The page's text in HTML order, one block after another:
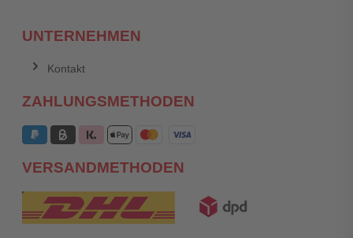
UNTERNEHMEN
Kontakt
ZAHLUNGSMETHODEN
VERSANDMETHODEN